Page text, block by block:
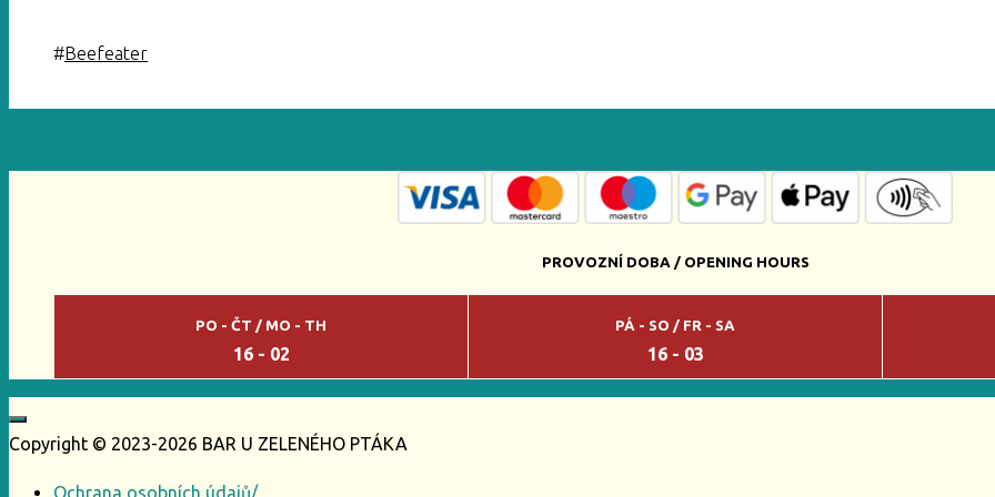
#Beefeater
PROVOZNÍ DOBA / OPENING HOURS
PO - ČT / MO - TH
16 - 02
PÁ - SO / FR - SA
16 - 03
Copyright © 2023-2026 BAR U ZELENÉHO PTÁKA
Ochrana osobních údajů/